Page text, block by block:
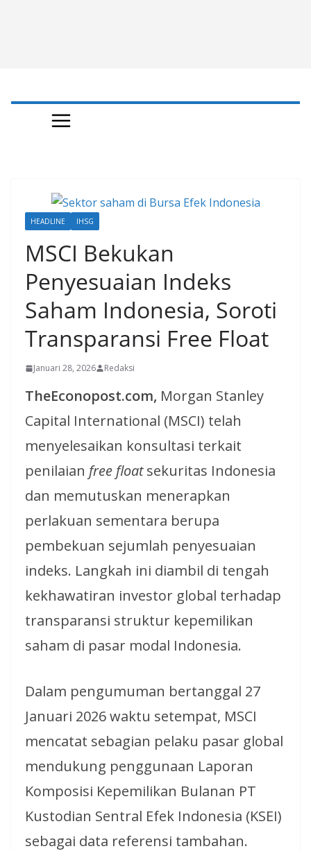
HEADLINE IHSG
MSCI Bekukan
Penyesuaian Indeks
Saham Indonesia, Soroti
Transparansi Free Float
Januari 28, 2026 Redaksi
TheEconopost.com, Morgan Stanley
Capital International (MSCI) telah
menyelesaikan konsultasi terkait
penilaian free floatsekuritas Indonesia
dan memutuskan menerapkan
perlakuan sementara berupa
pembekuan sejumlah penyesuaian
indeks. Langkah ini diambil di tengah
kekhawatiran investor global terhadap
transparansi struktur kepemilikan
saham di pasar modal Indonesia.
Dalam pengumuman bertanggal 27
Januari 2026 waktu setempat, MSCI
mencatat sebagian pelaku pasar global
mendukung penggunaan Laporan
Komposisi Kepemilikan Bulanan PT
Kustodian Sentral Efek Indonesia (KSEI)
sebagai data referensi tambahan.